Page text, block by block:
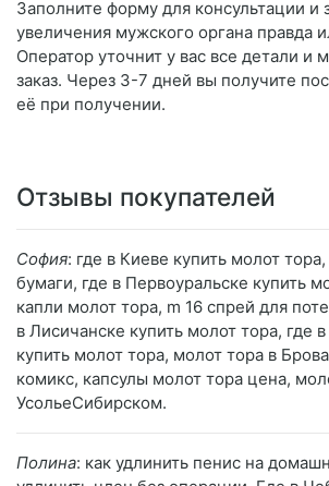
Заполните форму для консультации и
увеличения мужского органа правда
Оператор уточнит у вас все детали и
заказ. Через 3-7 дней вы получите
её при получении.
Отзывы покупателей
София: где в Киеве купить молот
бумаги, где в Первоуральске купить
капли молот тора, m 16 спрей для
в Лисичанске купить молот тора, где
купить молот тора, молот тора в
комикс, капсулы молот тора цена,
УсольеСибирском.
Полина: как удлинить пенис на